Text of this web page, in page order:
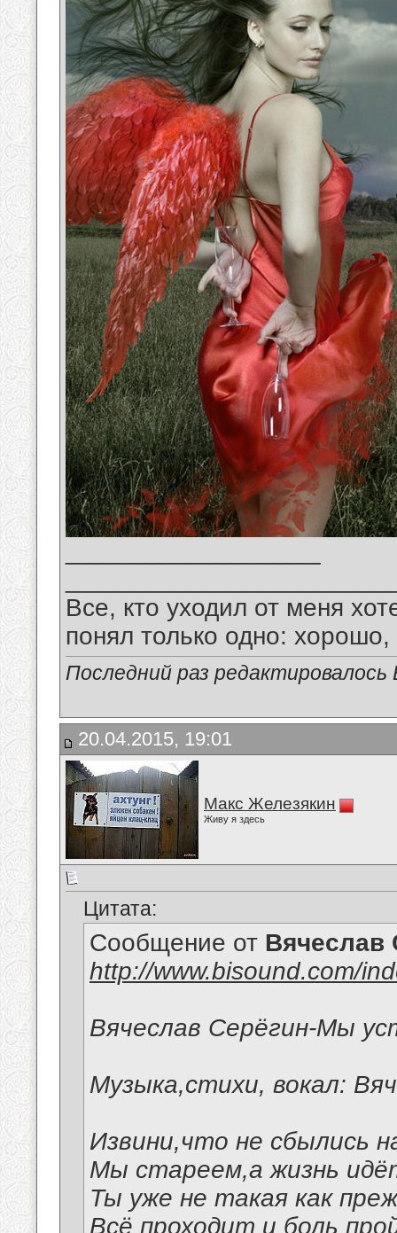
Все, кто уходил от меня
понял только одно:
Последний раз
20.04.2015, 19:01
Макс Железякин
Живу я здесь
Цитата:
Сообщение от Вячеслав
http://www.bisound.com/
Вячеслав Серёгин-Мы
Музыка,стихи, вокал:
Извини,что не сбылись
Мы стареем,а жизнь
Ты уже не такая как
Всё проходит и боль